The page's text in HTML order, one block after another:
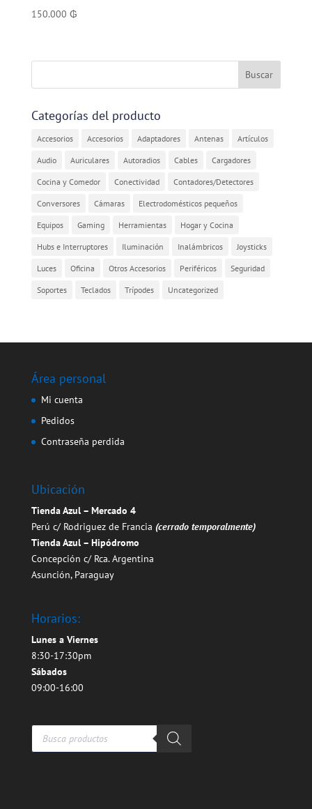
150.000 ₲
Categorías del producto
Accesorios Accesorios Adaptadores Antenas Artículos
Audio Auriculares Autoradios Cables Cargadores
Cocina y Comedor Conectividad Contadores/Detectores
Conversores Cámaras Electrodomésticos pequeños
Equipos Gaming Herramientas Hogar y Cocina
Hubs e Interruptores Iluminación Inalámbricos Joysticks
Luces Oficina Otros Accesorios Periféricos Seguridad
Soportes Teclados Trípodes Uncategorized
Área personal
Mi cuenta
Pedidos
Contraseña perdida
Ubicación
Tienda Azul – Mercado 4
Perú c/ Rodriguez de Francia (cerrado temporalmente)
Tienda Azul – Hipódromo
Concepción c/ Rca. Argentina
Asunción, Paraguay
Horarios:
Lunes a Viernes
8:30-17:30pm
Sábados
09:00-16:00
Búsqueda
productos